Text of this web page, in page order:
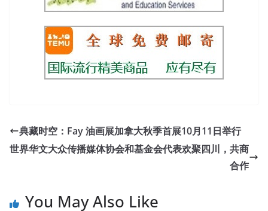
典藏时空：Fay 油画展加拿大秋季首展10月11日举行
世界华文大众传播媒体协会和基金会代表欢聚四川，共商
合作
You May Also Like